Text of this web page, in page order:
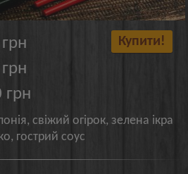
грн
Купити!
свіжий огірок, зелена ікра
гострий соус